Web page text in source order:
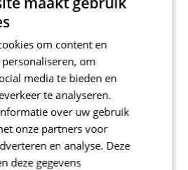
om content en
om
media te bieden en
te analyseren.
over uw gebruik
onze partners voor
en analyse. Deze
deze gegevens